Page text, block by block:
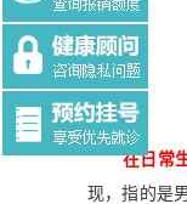
Tag:$tag
在日常
现，指的是